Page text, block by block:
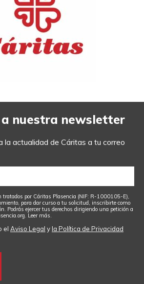
nuestra newsletter
la actualidad de Cáritas a tu correo
tratados por Cáritas Plasencia (NIF: R-1000105-E),
para dar curso a tu solicitud, inscribirte como
Podrás ejercer tus derechos dirigiendo una petición a
. Leer más.
el Aviso Legal yla Política de Privacidad